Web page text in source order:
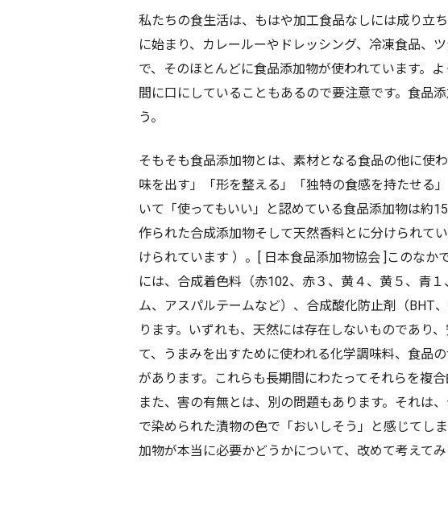
私たちの食生活は、もはや加工食品なしには成り立
に始まり、カレールーやドレッシング、冷凍食品、
で、そのほとんどに食品添加物が使われています。
間に口にしていることもあるので要注意です。食品
う。
そもそも食品添加物とは、素材となる食品の他に使
味を出す」「形を整える」「独特の食感を持たせる
いて「使ってもいい」と認めている食品添加物は約
作られた合成添加物そして天然香料とに分けられて
けられています ）。[ 日本食品添加物協会 ]このな
には、合成着色料（赤102、赤３、黄４、黄５、青
ム、アスパルテームなど）、合成酸化防止剤（BHT
ります。いずれも、天然には存在しないものであり
て、うまみを出すために使われる化学調味料、食品
があります。これらも長期間にわたってそれらを複
また、害の有無とは、別の問題もあります。それは
で染められた漬物の色で「おいしそう」と感じてし
加物が本当に必要かどうかについて、改めて考えてみ